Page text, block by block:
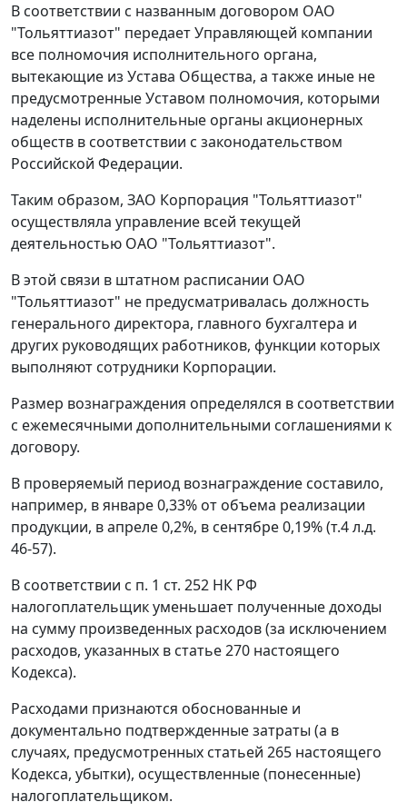
В соответствии с названным договором ОАО
"Тольяттиазот" передает Управляющей компании
все полномочия исполнительного органа,
вытекающие из Устава Общества, а также иные не
предусмотренные Уставом полномочия, которыми
наделены исполнительные органы акционерных
обществ в соответствии с законодательством
Российской Федерации.
Таким образом, ЗАО Корпорация "Тольяттиазот"
осуществляла управление всей текущей
деятельностью ОАО "Тольяттиазот".
В этой связи в штатном расписании ОАО
"Тольяттиазот" не предусматривалась должность
генерального директора, главного бухгалтера и
других руководящих работников, функции которых
выполняют сотрудники Корпорации.
Размер вознаграждения определялся в соответствии
с ежемесячными дополнительными соглашениями к
договору.
В проверяемый период вознаграждение составило,
например, в январе 0,33% от объема реализации
продукции, в апреле 0,2%, в сентябре 0,19% (т.4 л.д.
46-57).
В соответствии с п. 1 ст. 252 НК РФ
налогоплательщик уменьшает полученные доходы
на сумму произведенных расходов (за исключением
расходов, указанных в статье 270 настоящего
Кодекса).
Расходами признаются обоснованные и
документально подтвержденные затраты (а в
случаях, предусмотренных статьей 265 настоящего
Кодекса, убытки), осуществленные (понесенные)
налогоплательщиком.